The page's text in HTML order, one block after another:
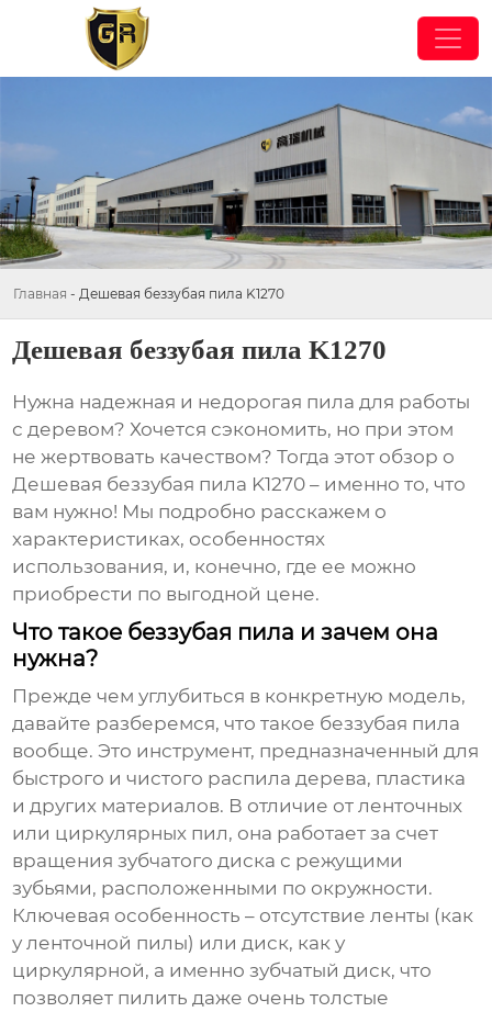
Главная - Дешевая беззубая пила K1270
Дешевая беззубая пила K1270
Нужна надежная и недорогая пила для работы
с деревом? Хочется сэкономить, но при этом
не жертвовать качеством? Тогда этот обзор о
Дешевая беззубая пила K1270 – именно то, что
вам нужно! Мы подробно расскажем о
характеристиках, особенностях
использования, и, конечно, где ее можно
приобрести по выгодной цене.
Что такое беззубая пила и зачем она
нужна?
Прежде чем углубиться в конкретную модель,
давайте разберемся, что такое беззубая пила
вообще. Это инструмент, предназначенный для
быстрого и чистого распила дерева, пластика
и других материалов. В отличие от ленточных
или циркулярных пил, она работает за счет
вращения зубчатого диска с режущими
зубьями, расположенными по окружности.
Ключевая особенность – отсутствие ленты (как
у ленточной пилы) или диск, как у
циркулярной, а именно зубчатый диск, что
позволяет пилить даже очень толстые